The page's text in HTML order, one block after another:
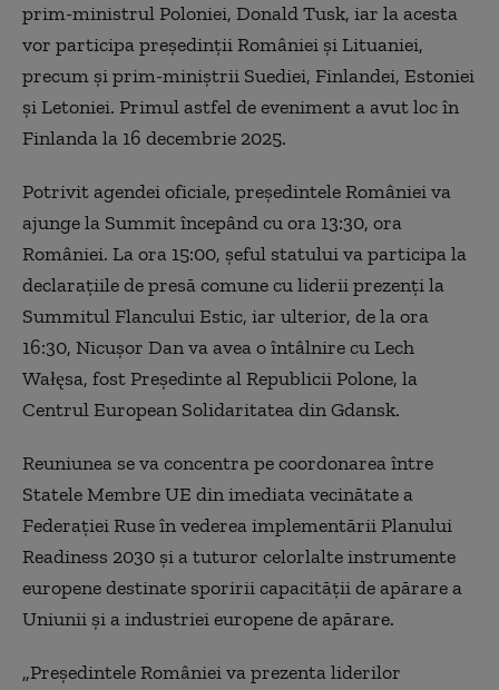
prim-ministrul Poloniei, Donald Tusk, iar la acesta
vor participa președinții României și Lituaniei,
precum și prim-miniștrii Suediei, Finlandei, Estoniei
și Letoniei. Primul astfel de eveniment a avut loc în
Finlanda la 16 decembrie 2025.
Potrivit agendei oficiale, preşedintele României va
ajunge la Summit începând cu ora 13:30, ora
României. La ora 15:00, şeful statului va participa la
declaraţiile de presă comune cu liderii prezenţi la
Summitul Flancului Estic, iar ulterior, de la ora
16:30, Nicuşor Dan va avea o întâlnire cu Lech
Wałęsa, fost Preşedinte al Republicii Polone, la
Centrul European Solidaritatea din Gdansk.
Reuniunea se va concentra pe coordonarea între
Statele Membre UE din imediata vecinătate a
Federației Ruse în vederea implementării Planului
Readiness 2030 și a tuturor celorlalte instrumente
europene destinate sporirii capacității de apărare a
Uniunii și a industriei europene de apărare.
„Președintele României va prezenta liderilor